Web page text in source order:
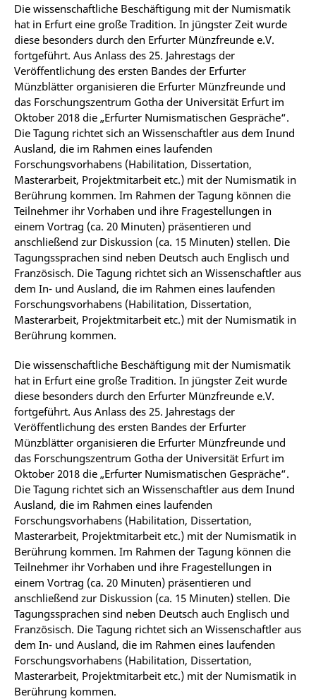
Die wissenschaftliche Beschäftigung mit der Numismatik
hat in Erfurt eine große Tradition. In jüngster Zeit wurde
diese besonders durch den Erfurter Münzfreunde e.V.
fortgeführt. Aus Anlass des 25. Jahrestags der
Veröffentlichung des ersten Bandes der Erfurter
Münzblätter organisieren die Erfurter Münzfreunde und
das Forschungszentrum Gotha der Universität Erfurt im
Oktober 2018 die „Erfurter Numismatischen Gespräche“.
Die Tagung richtet sich an Wissenschaftler aus dem Inund
Ausland, die im Rahmen eines laufenden
Forschungsvorhabens (Habilitation, Dissertation,
Masterarbeit, Projektmitarbeit etc.) mit der Numismatik in
Berührung kommen. Im Rahmen der Tagung können die
Teilnehmer ihr Vorhaben und ihre Fragestellungen in
einem Vortrag (ca. 20 Minuten) präsentieren und
anschließend zur Diskussion (ca. 15 Minuten) stellen. Die
Tagungssprachen sind neben Deutsch auch Englisch und
Französisch. Die Tagung richtet sich an Wissenschaftler aus
dem In- und Ausland, die im Rahmen eines laufenden
Forschungsvorhabens (Habilitation, Dissertation,
Masterarbeit, Projektmitarbeit etc.) mit der Numismatik in
Berührung kommen.
Die wissenschaftliche Beschäftigung mit der Numismatik
hat in Erfurt eine große Tradition. In jüngster Zeit wurde
diese besonders durch den Erfurter Münzfreunde e.V.
fortgeführt. Aus Anlass des 25. Jahrestags der
Veröffentlichung des ersten Bandes der Erfurter
Münzblätter organisieren die Erfurter Münzfreunde und
das Forschungszentrum Gotha der Universität Erfurt im
Oktober 2018 die „Erfurter Numismatischen Gespräche“.
Die Tagung richtet sich an Wissenschaftler aus dem Inund
Ausland, die im Rahmen eines laufenden
Forschungsvorhabens (Habilitation, Dissertation,
Masterarbeit, Projektmitarbeit etc.) mit der Numismatik in
Berührung kommen. Im Rahmen der Tagung können die
Teilnehmer ihr Vorhaben und ihre Fragestellungen in
einem Vortrag (ca. 20 Minuten) präsentieren und
anschließend zur Diskussion (ca. 15 Minuten) stellen. Die
Tagungssprachen sind neben Deutsch auch Englisch und
Französisch. Die Tagung richtet sich an Wissenschaftler aus
dem In- und Ausland, die im Rahmen eines laufenden
Forschungsvorhabens (Habilitation, Dissertation,
Masterarbeit, Projektmitarbeit etc.) mit der Numismatik in
Berührung kommen.